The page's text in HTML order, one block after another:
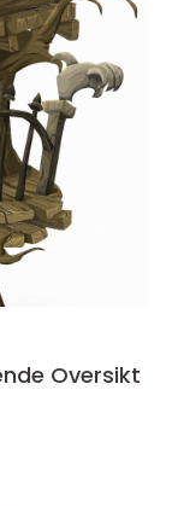
Oversikt